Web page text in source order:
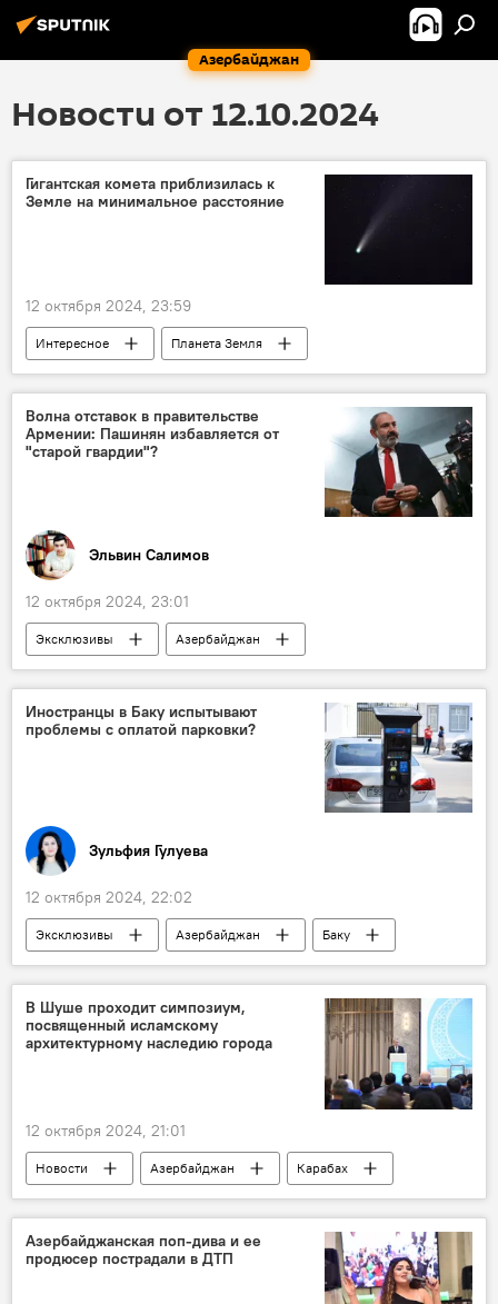
Азербайджан
Новости от 12.10.2024
Гигантская комета приблизилась к
Земле на минимальное расстояние
12 октября 2024, 23:59
Интересное
Планета Земля
Космос
Вселенная
Комета
Наблюдение
Россия
Московский планетарий
Волна отставок в правительстве
Армении: Пашинян избавляется от
"старой гвардии"?
Эльвин Салимов
12 октября 2024, 23:01
Эксклюзивы
Азербайджан
Армения
Никол Пашинян
Отставка
Оппозиция
Политологи
Госструктуры
Иностранцы в Баку испытывают
проблемы с оплатой парковки?
Зульфия Гулуева
12 октября 2024, 22:02
Эксклюзивы Азербайджан
Баку
Азербайджанское агентство наземного транспорта
Парковка
иностранцы
безналичная оплата
В Шуше проходит симпозиум,
посвященный исламскому
архитектурному наследию города
12 октября 2024, 21:01
Новости Азербайджан
Карабах
Шуша
Культурная столица
исламский мир
Наследие
ИСЕСКО симпозиум
Азербайджанская поп-дива и ее
продюсер пострадали в ДТП